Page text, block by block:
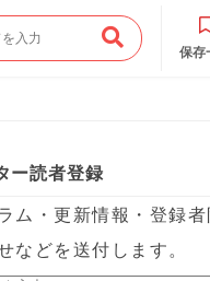
保存
ー読者登録
ム・更新情報・登録者
などを送付します。